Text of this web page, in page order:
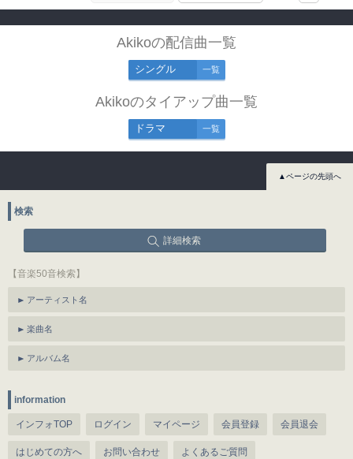
Akikoの配信曲一覧
シングル 一覧
Akikoのタイアップ曲一覧
ドラマ 一覧
▲ページの先頭へ
検索
詳細検索
【音楽50音検索】
アーティスト名
楽曲名
アルバム名
information
インフォTOP ログイン マイページ 会員登録 会員退会
はじめての方へ お問い合わせ よくあるご質問